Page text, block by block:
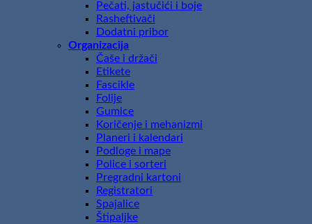
Pečati, jastučići i boje
Rasheftivači
Dodatni pribor
Organizacija
Čaše i držači
Etikete
Fascikle
Folije
Gumice
Koričenje i mehanizmi
Planeri i kalendari
Podloge i mape
Police i sorteri
Pregradni kartoni
Registratori
Spajalice
Štipaljke